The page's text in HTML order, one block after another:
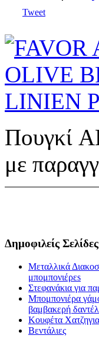
Tweet
Πουγκί
με
Δημοφιλείς Σελίδες
Μεταλλικά
μπομπονιέρεs
Στεφανάκια για
Μπομπονιέρα
βαμβακερή
Κουφέτα
Βεντάλιες